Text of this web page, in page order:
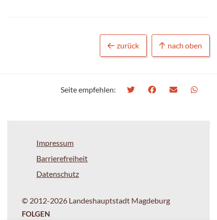
zurück nach oben
Seite empfehlen:
Impressum
Barrierefreiheit
Datenschutz
© 2012-2026 Landeshauptstadt Magdeburg
FOLGEN